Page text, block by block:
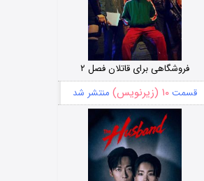
فروشگاهی برای قاتلان فصل ۲
قسمت۱۰ (زیرنویس) منتشر شد